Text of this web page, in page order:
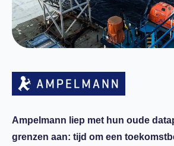
Ampelmann liep met hun oude
grenzen aan: tijd om een